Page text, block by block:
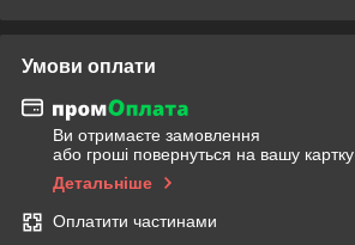
Умови оплати
Ви отримаєте замовлення
або гроші повернуться на вашу картку
Детальніше
Оплатити частинами